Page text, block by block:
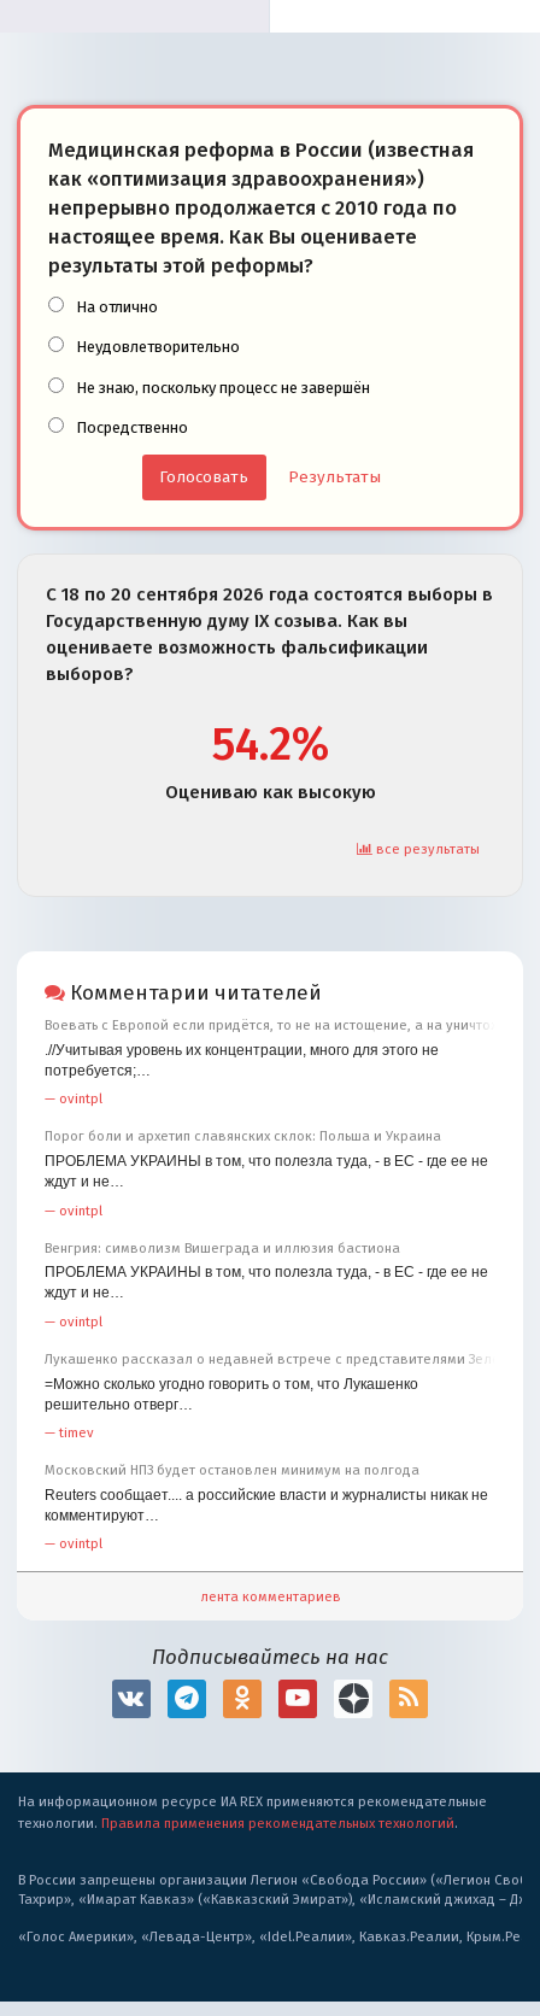
Медицинская реформа в России (известная
как «оптимизация здравоохранения»)
непрерывно продолжается с 2010 года по
настоящее время. Как Вы оцениваете
результаты этой реформы?
На отлично
Неудовлетворительно
Не знаю, поскольку процесс не завершён
Посредственно
Результаты
С 18 по 20 сентября 2026 года состоятся выборы в
Государственную думу IX созыва. Как вы
оцениваете возможность фальсификации
выборов?
54.2%
Оцениваю как высокую
все результаты
Комментарии читателей
Воевать с Европой если придётся, то не на истощение, а на уничтожение
.//Учитывая уровень их концентрации, много для этого не
потребуется;…
— ovintpl
Порог боли и архетип славянских склок: Польша и Украина
ПРОБЛЕМА УКРАИНЫ в том, что полезла туда, - в ЕС - где ее не
ждут и не…
— ovintpl
Венгрия: символизм Вишеграда и иллюзия бастиона
ПРОБЛЕМА УКРАИНЫ в том, что полезла туда, - в ЕС - где ее не
ждут и не…
— ovintpl
Лукашенко рассказал о недавней встрече с представителями
=Можно сколько угодно говорить о том, что Лукашенко
решительно отверг…
—timev
Московский НПЗ будет остановлен минимум на полгода
Reuters сообщает.... а российские власти и журналисты никак не
комментируют…
— ovintpl
лента комментариев
Подписывайтесь на нас
На информационном ресурсе ИА REX применяются рекомендательные
технологии. Правила применения рекомендательных технологий.
В России запрещены организации Легион «Свобода России» («Легион
Тахрир», «Имарат Кавказ» («Кавказский Эмират»), «Исламский джихад –
«Голос Америки», «Левада-Центр», «Idel.Реалии», Кавказ.Реалии,